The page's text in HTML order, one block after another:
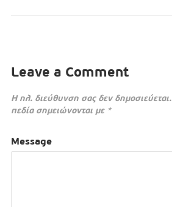
Leave a Comment
Η ηλ. διεύθυνση σας δεν δημοσιεύεται.
πεδία σημειώνονται με *
Message